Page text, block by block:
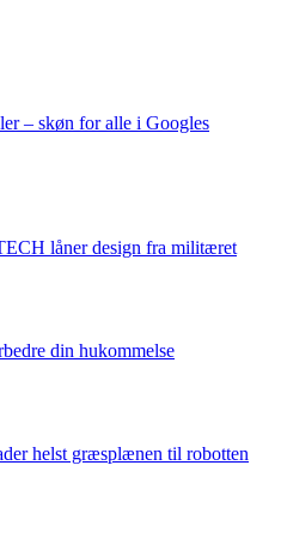
– skøn for alle i Googles
låner design fra militæret
din hukommelse
helst græsplænen til robotten